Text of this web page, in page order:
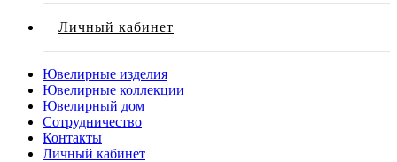
Личный кабинет
Ювелирные изделия
Ювелирные коллекции
Ювелирный дом
Сотрудничество
Контакты
Личный кабинет